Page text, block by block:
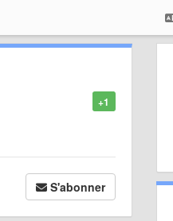
+1
S'abonner